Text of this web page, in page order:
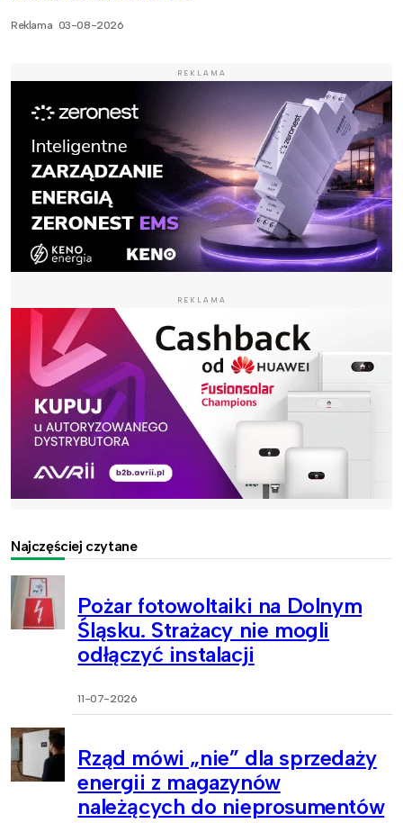
Reklama 03-08-2026
REKLAMA
REKLAMA
Najczęściej czytane
Pożar fotowoltaiki na Dolnym
Śląsku. Strażacy nie mogli
odłączyć instalacji
11-07-2026
Rząd mówi „nie” dla sprzedaży
energii z magazynów
należących do nieprosumentów